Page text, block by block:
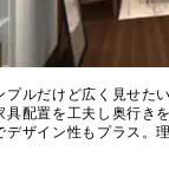
プルだけど広く見せた
具配置を工夫し奥行き
デザイン性もプラス。